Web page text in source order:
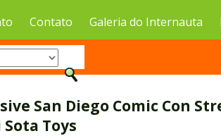
Contato Galeria do Internauta
San Diego Comic Con
Toys